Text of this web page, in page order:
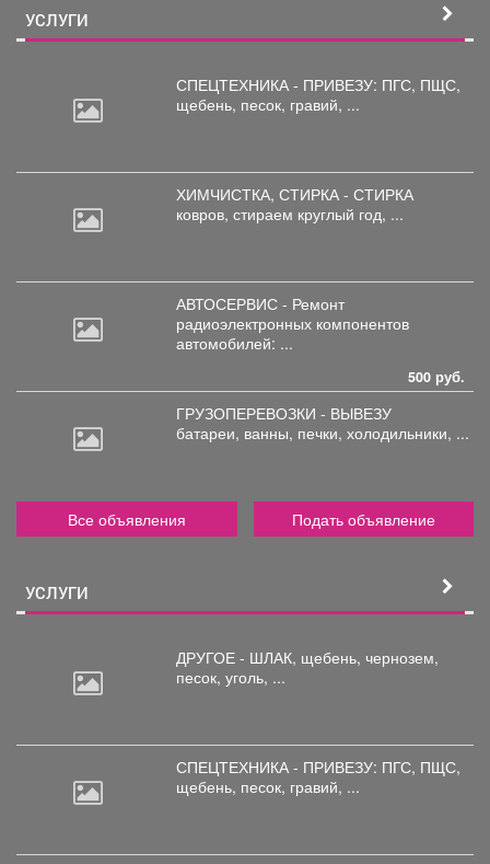
УСЛУГИ
СПЕЦТЕХНИКА - ПРИВЕЗУ: ПГС, ПЩС,
щебень, песок, гравий, ...
ХИМЧИСТКА, СТИРКА - СТИРКА
ковров, стираем круглый год, ...
АВТОСЕРВИС - Ремонт
радиоэлектронных компонентов
автомобилей: ...
500 руб.
ГРУЗОПЕРЕВОЗКИ - ВЫВЕЗУ
батареи, ванны, печки, холодильники, ...
Все объявления Подать объявление
УСЛУГИ
ДРУГОЕ - ШЛАК, щебень, чернозем,
песок, уголь, ...
СПЕЦТЕХНИКА - ПРИВЕЗУ: ПГС, ПЩС,
щебень, песок, гравий, ...